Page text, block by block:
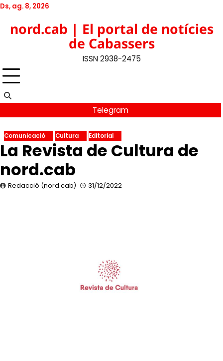
Skip
content
Ds, ag. 8, 2026
Facebook
YouTube
Instagram
nord.cab | El portal de notícies
de Cabassers
ISSN 2938-2475
Telegram
Comunicació Cultura Editorial
La Revista de Cultura de
nord.cab
Redacció (nord.cab) 31/12/2022